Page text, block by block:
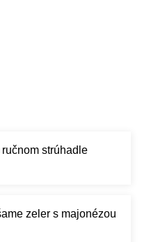
strúhadle
zeler s majonézou